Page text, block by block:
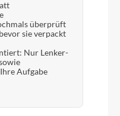
überprüft
sie verpackt
Nur Lenker-
Aufgabe